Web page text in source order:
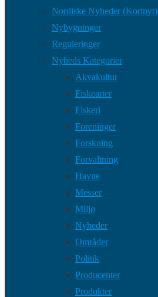
Nordiske Nyheder (Kortnyt)
Nybygninger
Reguleringer
Nyheds Kategorier
Akvakultur
Fiskearter
Fiskeri
Foreninger
Forskning
Forvaltning
Havne
Messer
Miljø
Nyheder
Områder
Politik
Producenter
Produkter